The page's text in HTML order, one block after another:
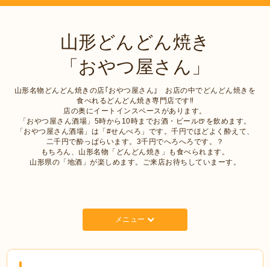
山形どんどん焼き
「おやつ屋さん」
山形名物どんどん焼きの店｢おやつ屋さん｣ お店の中でどんどん焼きを
食べれるどんどん焼き専門店です‼︎
店の奥にイートインスペースがあります。
「おやつ屋さん酒場」5時から10時までお酒・ビール🍺を飲めます。
「おやつ屋さん酒場」は「#せんべろ」です。千円でほどよく酔えて、
二千円で酔っぱらいます。3千円でへろへろです。？
もちろん、山形名物「どんどん焼き」も食べられます。
山形県の「地酒」が楽しめます。ご来店お待ちしていまーす。
メニュー